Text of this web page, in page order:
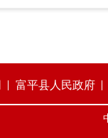
富平县人民政府